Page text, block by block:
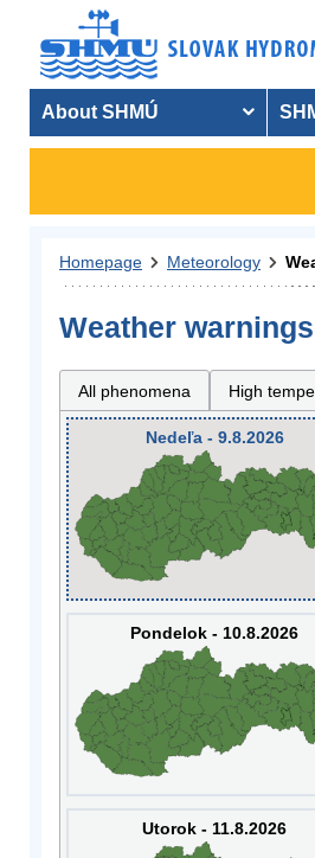
About SHMÚ
Homepage Meteorology
Weather warnings
All phenomena High
Nedeľa - 9.8.2026
Pondelok - 10.8.2026
Utorok - 11.8.2026